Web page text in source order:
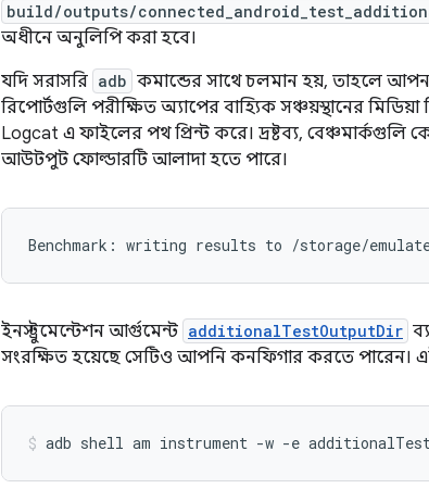
build/outputs/
অধীনে অনুলিপি করা হবে।
যদি সরাসরি adb কমান্ডের সাথে চলমান হয়, তাহলে
রিপোর্টগুলি পরীক্ষিত অ্যাপের বাহ্যিক সঞ্চয়স্থানের
Logcat এ ফাইলের পথ প্রিন্ট করে। দ্রষ্টব্য,
আউটপুট ফোল্ডারটি আলাদা হতে পারে।
ইনস্ট্রুমেন্টেশন আর্গুমেন্ট additionalTestOutputDir
সংরক্ষিত হয়েছে সেটিও আপনি কনফিগার করতে পারেন।
adb shell am instrument -w -e